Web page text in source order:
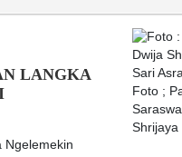
LANGKA
Ngelemekin
Foto ;